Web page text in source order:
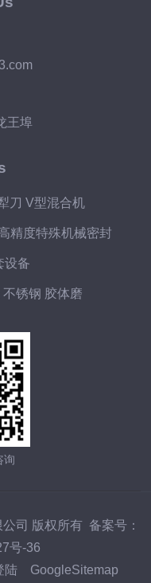
王埠
刀 V型混合机
精度特殊机械密封
设备
锈钢 胶体磨
询
司 版权所有 备案号：
号-36
陆 GoogleSitemap